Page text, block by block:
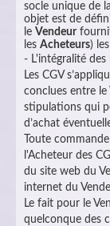
socle unique de
objet est de
le Vendeurfournit
les Acheteurs)
- L'intégralité
Les CGV
conclues entre le
stipulations qui
d’achat
Toute
l'Acheteur des
du site web du
internet du
Le fait pour le
quelconque des